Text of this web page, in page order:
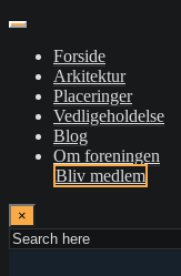
Forside
Arkitektur
Placeringer
Vedligeholdelse
Blog
Om foreningen
Bliv medlem
×